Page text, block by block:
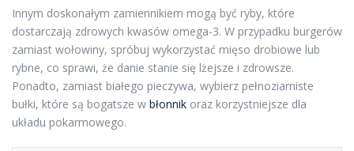
Innym doskonałym zamiennikiem mogą być ryby, które
dostarczają zdrowych kwasów omega-3. W przypadku burgerów
zamiast wołowiny, spróbuj wykorzystać mięso drobiowe lub
rybne, co sprawi, że danie stanie się lżejsze i zdrowsze.
Ponadto, zamiast białego pieczywa, wybierz pełnoziarniste
bułki, które są bogatsze w błonnik oraz korzystniejsze dla
układu pokarmowego.